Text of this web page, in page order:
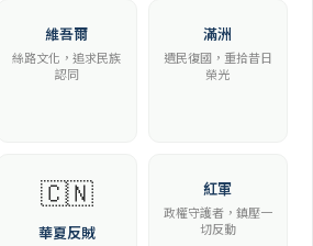
維吾爾
絲路文化，追求民族
認同
滿洲
遺民復國，重拾昔日
榮光
🇨🇳
華夏反賊
紅軍
政權守護者，鎮壓一
切反動